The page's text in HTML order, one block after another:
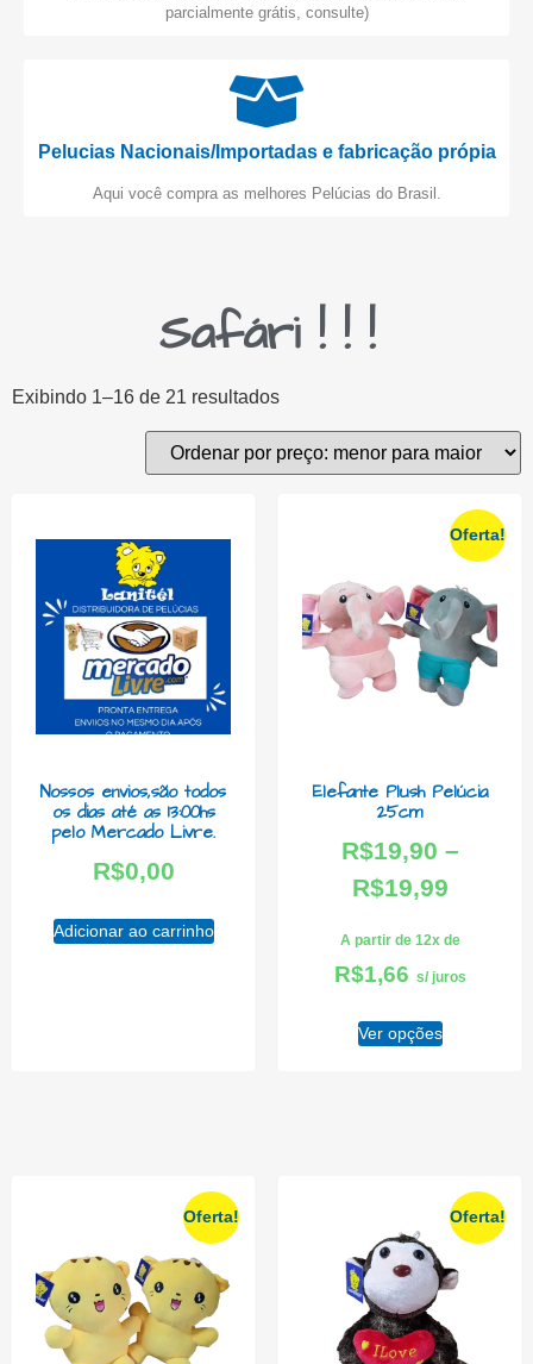
parcialmente grátis, consulte)
Pelucias Nacionais/Importadas e fabricação própia
Aqui você compra as melhores Pelúcias do Brasil.
Safári ! ! !
Exibindo 1–16 de 21 resultados
Nossos envios,são todos
os dias até as 13:00hs
pelo Mercado Livre.
R$0,00
Adicionar ao carrinho
Oferta!
Elefante Plush Pelúcia
25cm
R$19,90 –
R$19,99
A partir de 12x de
R$1,66 s/ juros
Ver opções
Oferta! Oferta!